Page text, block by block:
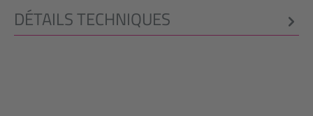
DÉTAILS TECHNIQUES